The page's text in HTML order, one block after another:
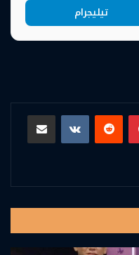
تيليجرام
بينتيريست
مشاركة عبر البريد